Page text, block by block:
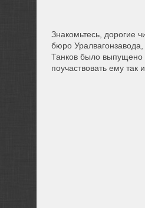
Знакомьтесь, дорогие
бюро
Танков было выпущено
поучаствовать ему так